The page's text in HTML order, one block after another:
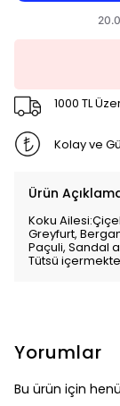
1000 TL
Kolay ve
Ürün
Koku
Greyfurt,
Paçuli, Sandal
Tütsü
Yorumlar
Bu ürün için